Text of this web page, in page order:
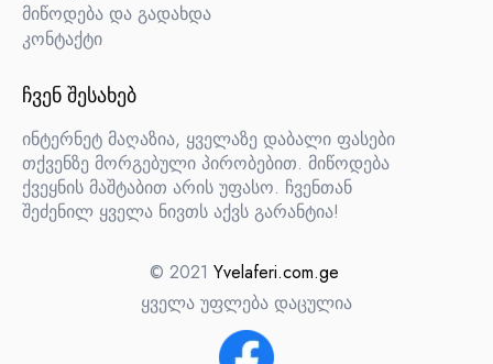
მიწოდება და გადახდა
კონტაქტი
ᲩᲕᲔᲜ ᲨᲔᲡᲐᲮᲔᲑ
ინტერნეტ მაღაზია, ყველაზე დაბალი ფასები
თქვენზე მორგებული პირობებით. მიწოდება
ქვეყნის მაშტაბით არის უფასო. ჩვენთან
შეძენილ ყველა ნივთს აქვს გარანტია!
© 2021 Yvelaferi.com.ge
ყველა უფლება დაცულია